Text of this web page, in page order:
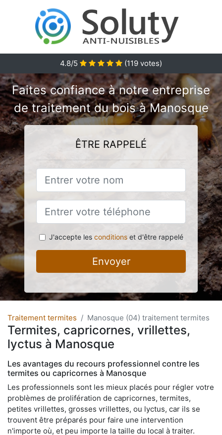
4.8/5 (119 votes)
Faites confiance à notre entreprise
de traitement du bois à Manosque
ÊTRE RAPPELÉ
J'accepte les conditionset d'être rappelé
Envoyer
Traitement termites Manosque (04) traitement termites
Termites, capricornes, vrillettes,
lyctus à Manosque
Les avantages du recours professionnel contre les
termites ou capricornes à Manosque
Les professionnels sont les mieux placés pour régler votre
problèmes de prolifération de capricornes, termites,
petites vrillettes, grosses vrillettes, ou lyctus, car ils se
trouvent être préparés pour faire une intervention
n'importe où, et peu importe la taille du local à traiter.